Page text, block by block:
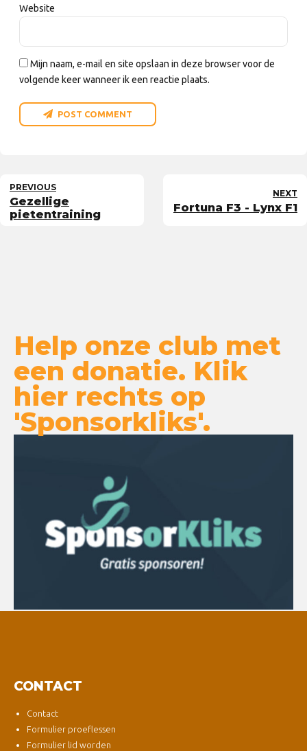
Website
Mijn naam, e-mail en site opslaan in deze browser voor de
volgende keer wanneer ik een reactie plaats.
POST COMMENT
PREVIOUS
Gezellige
pietentraining
NEXT
Fortuna F3 - Lynx F1
Help onze club met
een donatie. Klik
hier rechts op
'Sponsorkliks'.
CONTACT
Contact
Formulier proeflessen
Formulier lid worden